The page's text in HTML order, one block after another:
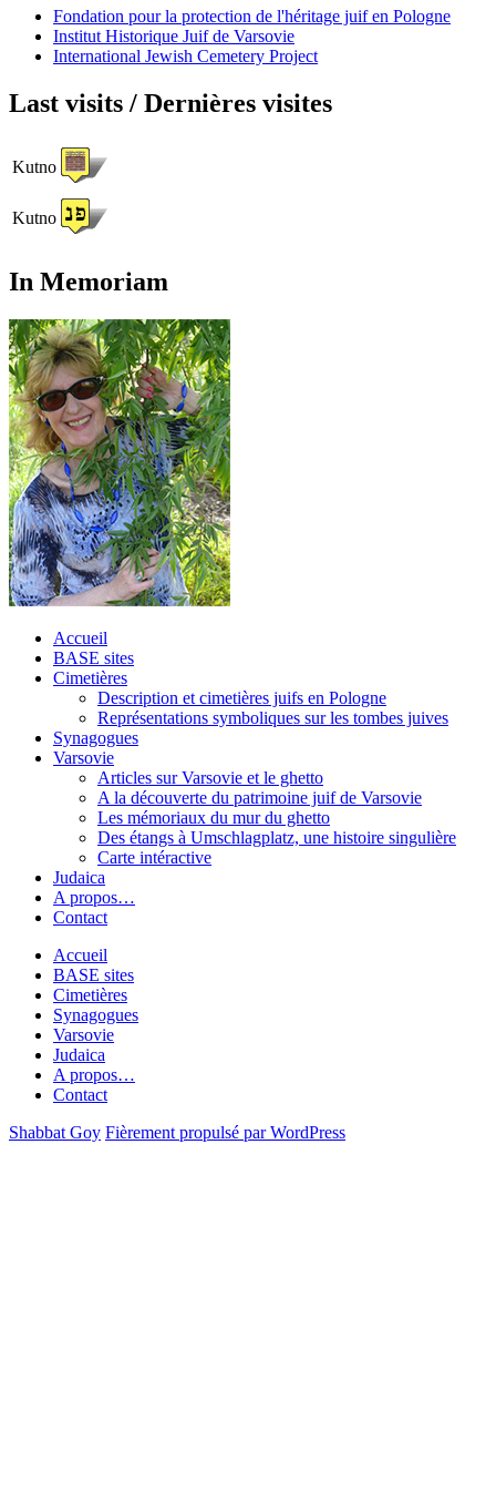
Fondation pour la protection de l'héritage juif en Pologne
Institut Historique Juif de Varsovie
International Jewish Cemetery Project
Last visits / Dernières visites
Kutno
Kutno
In Memoriam
Accueil
BASE sites
Cimetières
Description et cimetières juifs en Pologne
Représentations symboliques sur les tombes juives
Synagogues
Varsovie
Articles sur Varsovie et le ghetto
A la découverte du patrimoine juif de Varsovie
Les mémoriaux du mur du ghetto
Des étangs à Umschlagplatz, une histoire singulière
Carte intéractive
Judaica
A propos…
Contact
Accueil
BASE sites
Cimetières
Synagogues
Varsovie
Judaica
A propos…
Contact
Shabbat Goy Fièrement propulsé par WordPress